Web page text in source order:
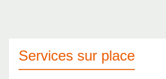
Services sur place